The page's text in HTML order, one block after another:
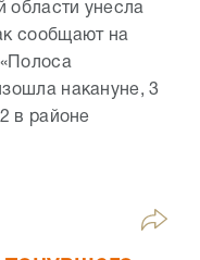
области унесла
сообщают на
накануне, 3
в районе